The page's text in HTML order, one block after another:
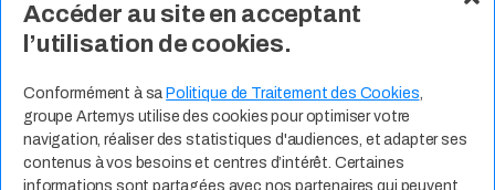
Accéder au site en acceptant
l’utilisation de cookies.
Conformément à sa Politique de Traitement des Cookies,
groupe Artemys utilise des cookies pour optimiser votre
navigation, réaliser des statistiques d'audiences, et adapter ses
contenus à vos besoins et centres d’intérêt. Certaines
informations sont partagées avec nos partenaires qui peuvent
À Propos Nos Valeurs Actualité
Contact Expertises Métiers
Espace Talents Offres d’Emploi
Candidature Spontanée